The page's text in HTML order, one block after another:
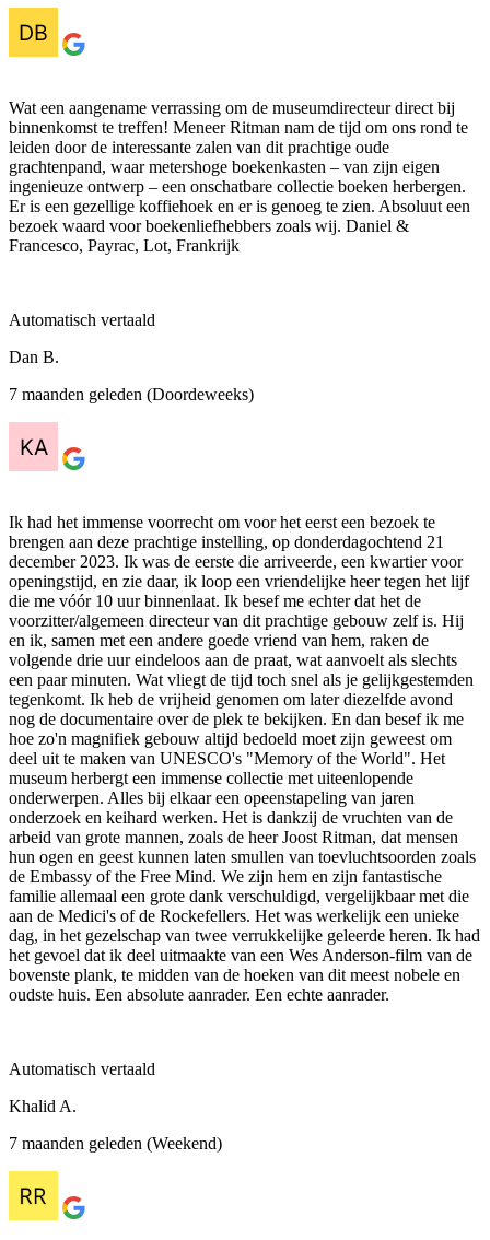
Wat een aangename verrassing om de museumdirecteur direct bij
binnenkomst te treffen! Meneer Ritman nam de tijd om ons rond te
leiden door de interessante zalen van dit prachtige oude
grachtenpand, waar metershoge boekenkasten – van zijn eigen
ingenieuze ontwerp – een onschatbare collectie boeken herbergen.
Er is een gezellige koffiehoek en er is genoeg te zien. Absoluut een
bezoek waard voor boekenliefhebbers zoals wij. Daniel &
Francesco, Payrac, Lot, Frankrijk
Automatisch vertaald
Dan B.
7 maanden geleden (Doordeweeks)
Ik had het immense voorrecht om voor het eerst een bezoek te
brengen aan deze prachtige instelling, op donderdagochtend 21
december 2023. Ik was de eerste die arriveerde, een kwartier voor
openingstijd, en zie daar, ik loop een vriendelijke heer tegen het lijf
die me vóór 10 uur binnenlaat. Ik besef me echter dat het de
voorzitter/algemeen directeur van dit prachtige gebouw zelf is. Hij
en ik, samen met een andere goede vriend van hem, raken de
volgende drie uur eindeloos aan de praat, wat aanvoelt als slechts
een paar minuten. Wat vliegt de tijd toch snel als je gelijkgestemden
tegenkomt. Ik heb de vrijheid genomen om later diezelfde avond
nog de documentaire over de plek te bekijken. En dan besef ik me
hoe zo'n magnifiek gebouw altijd bedoeld moet zijn geweest om
deel uit te maken van UNESCO's "Memory of the World". Het
museum herbergt een immense collectie met uiteenlopende
onderwerpen. Alles bij elkaar een opeenstapeling van jaren
onderzoek en keihard werken. Het is dankzij de vruchten van de
arbeid van grote mannen, zoals de heer Joost Ritman, dat mensen
hun ogen en geest kunnen laten smullen van toevluchtsoorden zoals
de Embassy of the Free Mind. We zijn hem en zijn fantastische
familie allemaal een grote dank verschuldigd, vergelijkbaar met die
aan de Medici's of de Rockefellers. Het was werkelijk een unieke
dag, in het gezelschap van twee verrukkelijke geleerde heren. Ik had
het gevoel dat ik deel uitmaakte van een Wes Anderson-film van de
bovenste plank, te midden van de hoeken van dit meest nobele en
oudste huis. Een absolute aanrader. Een echte aanrader.
Automatisch vertaald
Khalid A.
7 maanden geleden (Weekend)